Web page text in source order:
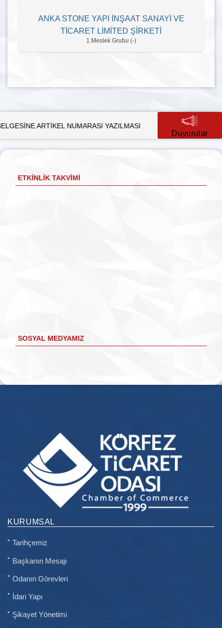
ANKA STONE YAPI İNŞAAT SANAYİ VE
TİCARET LİMİTED ŞİRKETİ
1.Meslek Grubu (-)
NUMARASI YAZILMASI SÜRDÜRÜLEBİLİR
Duyurular
ETKINLIK TAKVIMI
SOSYAL MEDYAMIZ
KURUMSAL
Tarihçemiz
Başkanın Mesajı
Odanın Görevleri
İdari Yapı
Şikayet Yönetimi